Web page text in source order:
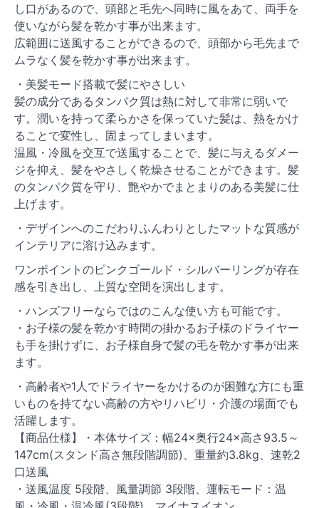
し口があるので、頭部と毛先へ同時に風をあて、両手を
使いながら髪を乾かす事が出来ます。
広範囲に送風することができるので、頭部から毛先まで
ムラなく髪を乾かす事が出来ます。
・美髪モード搭載で髪にやさしい
髪の成分であるタンパク質は熱に対して非常に弱いで
す。潤いを持って柔らかさを保っていた髪は、熱をかけ
ることで変性し、固まってしまいます。
温風・冷風を交互で送風することで、髪に与えるダメー
ジを抑え、髪をやさしく乾燥させることができます。髪
のタンパク質を守り、艶やかでまとまりのある美髪に仕
上げます。
・デザインへのこだわりふんわりとしたマットな質感が
インテリアに溶け込みます。
ワンポイントのピンクゴールド・シルバーリングが存在
感を引き出し、上質な空間を演出します。
・ハンズフリーならではのこんな使い方も可能です。
・お子様の髪を乾かす時間の掛かるお子様のドライヤー
も手を掛けずに、お子様自身で髪の毛を乾かす事が出来
ます。
・高齢者や1人でドライヤーをかけるのが困難な方にも重
いものを持てない高齢の方やリハビリ・介護の場面でも
活躍します。
【商品仕様】・本体サイズ：幅24×奥行24×高さ93.5～
147cm(スタンド高さ無段階調節)、重量約3.8kg、速乾2
口送風
・送風温度 5段階、風量調節 3段階、運転モード：温